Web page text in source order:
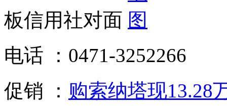
板信用社对面
电话 ： 0471-3252266
促销 ： 购索纳塔现13.28